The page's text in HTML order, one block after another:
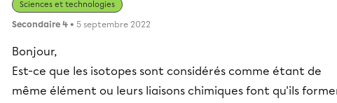
Sciences et technologies
Secondaire 4 • 5 septembre 2022
Bonjour,
Est-ce que les isotopes sont considérés comme étant de
même élément ou leurs liaisons chimiques font qu'ils